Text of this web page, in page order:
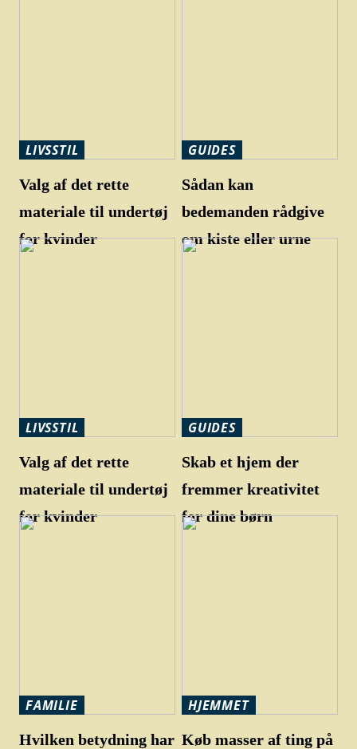
LIVSSTIL
Valg af det rette
materiale til undertøj
for kvinder
GUIDES
Sådan kan
bedemanden rådgive
om kiste eller urne
LIVSSTIL
Valg af det rette
materiale til undertøj
for kvinder
GUIDES
Skab et hjem der
fremmer kreativitet
for dine børn
FAMILIE
Hvilken betydning har
HJEMMET
Køb masser af ting på